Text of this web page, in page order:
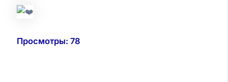
Просмотры: 78